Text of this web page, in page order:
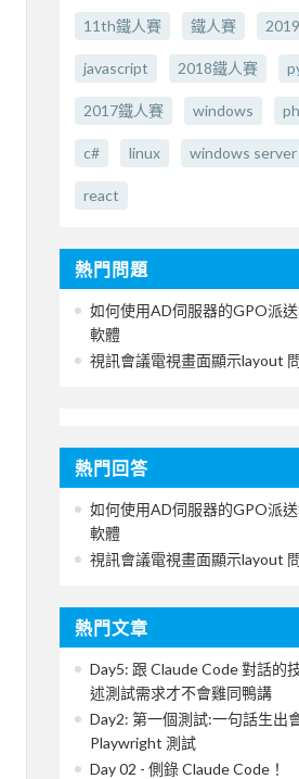
11th鐵人賽 鐵人賽
javascript 2018鐵人賽
2017鐵人賽 windows
c# linux windows server
react
熱門問題
如何使用AD伺服器的GPO派
軟體
視訊會議電視畫面顯示layout
熱門回答
如何使用AD伺服器的GPO派
軟體
視訊會議電視畫面顯示layout
熱門文章
Day5: 跟 Claude Code 對話的
述測試需求才不會雞同鴨講
Day2: 第一個測試:一句話生出
Playwright 測試
Day 02 - 側錄 Claude Code！